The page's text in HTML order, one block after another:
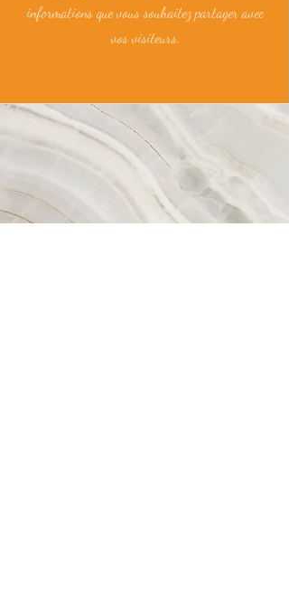
informations que vous souhaitez partager avec
vos visiteurs.